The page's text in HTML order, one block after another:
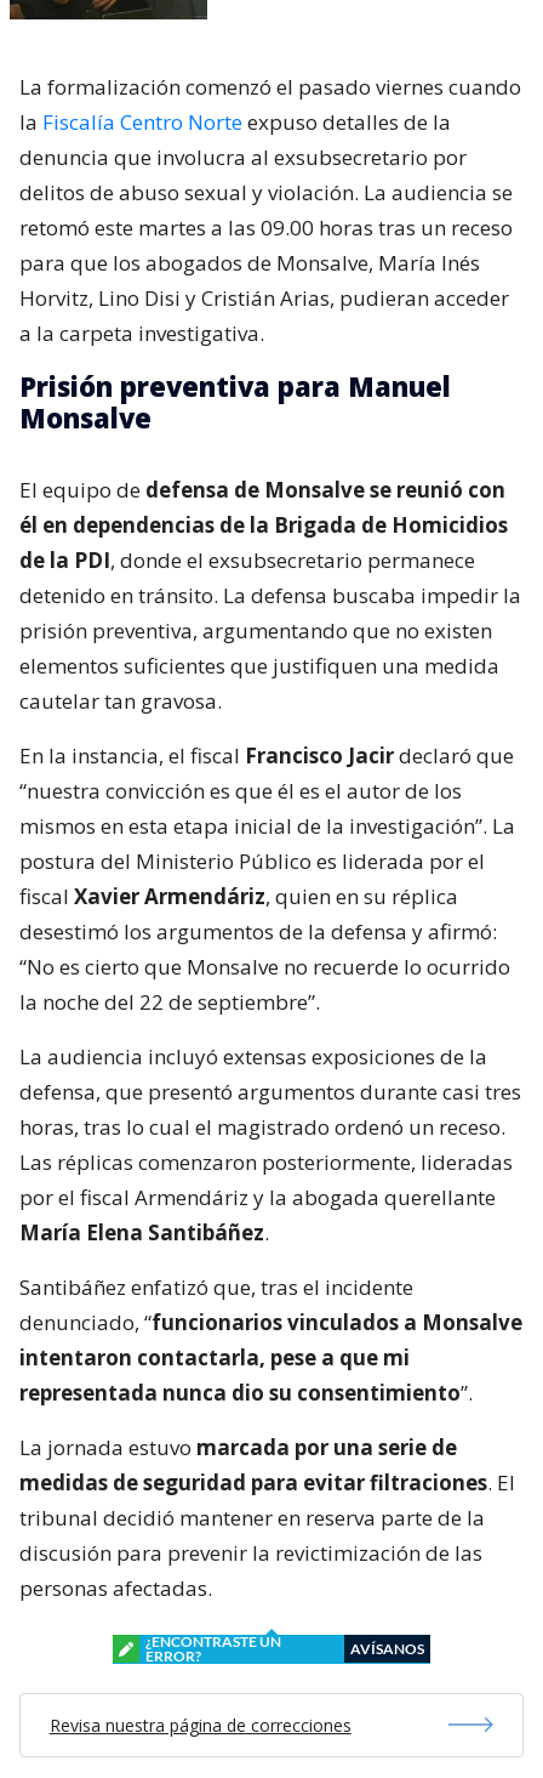
La formalización comenzó el pasado viernes cuando
la Fiscalía Centro Norteexpuso detalles de la
denuncia que involucra al exsubsecretario por
delitos de abuso sexual y violación. La audiencia se
retomó este martes a las 09.00 horas tras un receso
para que los abogados de Monsalve, María Inés
Horvitz, Lino Disi y Cristián Arias, pudieran acceder
a la carpeta investigativa.
Prisión preventiva para Manuel
Monsalve
El equipo de defensa de Monsalve se reunió con
él en dependencias de la Brigada de Homicidios
de la PDI, donde el exsubsecretario permanece
detenido en tránsito. La defensa buscaba impedir la
prisión preventiva, argumentando que no existen
elementos suficientes que justifiquen una medida
cautelar tan gravosa.
En la instancia, el fiscal Francisco Jacirdeclaró que
“nuestra convicción es que él es el autor de los
mismos en esta etapa inicial de la investigación”. La
postura del Ministerio Público es liderada por el
fiscal Xavier Armendáriz, quien en su réplica
desestimó los argumentos de la defensa y afirmó:
“No es cierto que Monsalve no recuerde lo ocurrido
la noche del 22 de septiembre”.
La audiencia incluyó extensas exposiciones de la
defensa, que presentó argumentos durante casi tres
horas, tras lo cual el magistrado ordenó un receso.
Las réplicas comenzaron posteriormente, lideradas
por el fiscal Armendáriz y la abogada querellante
María Elena Santibáñez.
Santibáñez enfatizó que, tras el incidente
denunciado, “funcionarios vinculados a Monsalve
intentaron contactarla, pese a que mi
representada nunca dio su consentimiento”.
La jornada estuvo marcada por una serie de
medidas de seguridad para evitar filtraciones. El
tribunal decidió mantener en reserva parte de la
discusión para prevenir la revictimización de las
personas afectadas.
¿ENCONTRASTE UN
ERROR?
AVÍSANOS
Revisa nuestra página de correcciones